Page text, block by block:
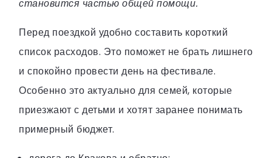
становится частью общей помощи.
Перед поездкой удобно составить короткий
список расходов. Это поможет не брать лишнего
и спокойно провести день на фестивале.
Особенно это актуально для семей, которые
приезжают с детьми и хотят заранее понимать
примерный бюджет.